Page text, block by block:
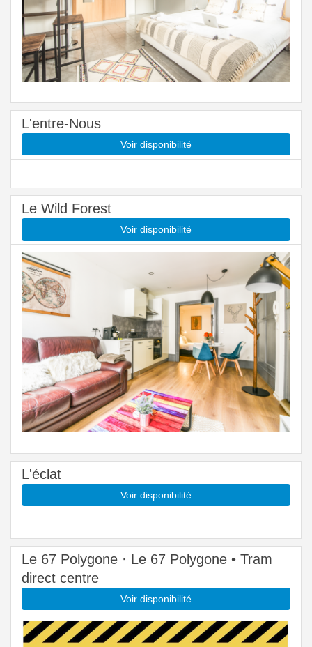
L'entre-Nous
Voir disponibilité
Le Wild Forest
Voir disponibilité
L'éclat
Voir disponibilité
Le 67 Polygone · Le 67 Polygone • Tram
direct centre
Voir disponibilité